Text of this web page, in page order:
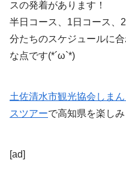
スの発着があります！
半日コース、1日コース、
分たちのスケジュールに
な点です(*´ω`*)
土佐清水市観光協会しま
スツアーで高知県を楽し
[ad]